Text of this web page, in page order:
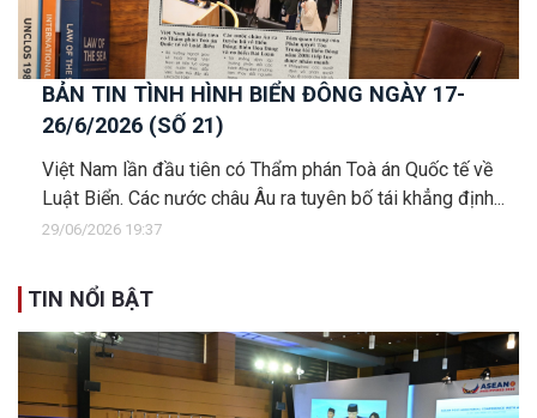
BẢN TIN TÌNH HÌNH BIỂN ĐÔNG NGÀY 17-
26/6/2026 (SỐ 21)
Việt Nam lần đầu tiên có Thẩm phán Toà án Quốc tế về
Luật Biển. Các nước châu Âu ra tuyên bố tái khẳng định...
29/06/2026 19:37
TIN NỔI BẬT